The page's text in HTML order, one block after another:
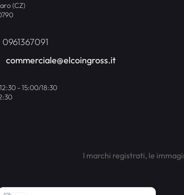
(CZ)
0961367091
commerciale@elcoingross.it
- 15:00/18:30
I marchi registrati, le